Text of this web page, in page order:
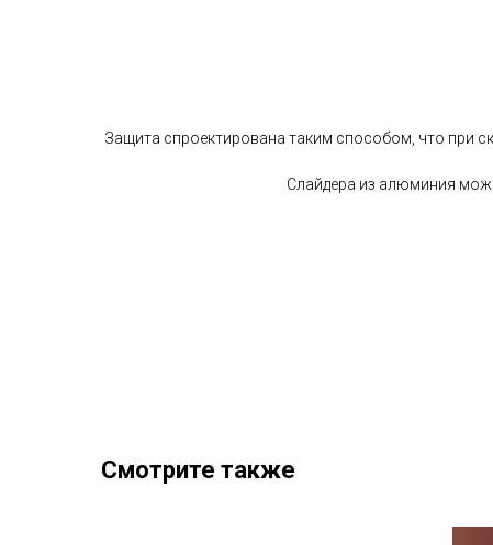
Защита спроектирована таким способом, что при
Слайдера из алюминия
Смотрите также